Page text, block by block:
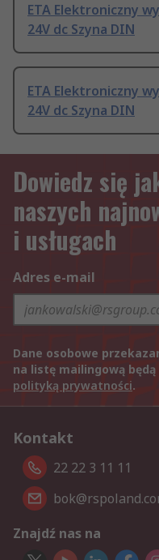
ETA Elektroniczny
24V dc Szyna DIN
ETA Elektroniczny
24V dc Szyna DIN
Dowiedz się
naszych
i usługach
Adres e-mail
Dane osobowe
na listę mailingową
polityką prywatności.
Kontakt
22 22 3 11 11
Znajdź nas na